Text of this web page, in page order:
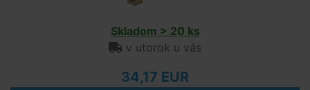
Skladom > 20 ks
v utorok u vás
34,17 EUR